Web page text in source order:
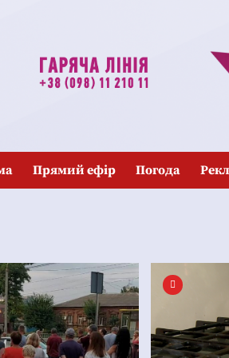
Прямий ефір Погода